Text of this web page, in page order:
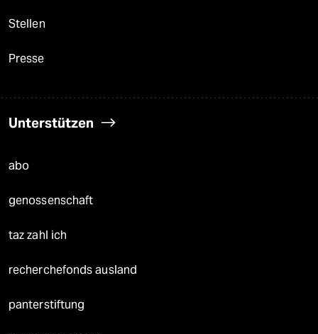
Stellen
Presse
Unterstützen
abo
genossenschaft
taz zahl ich
recherchefonds ausland
panterstiftung